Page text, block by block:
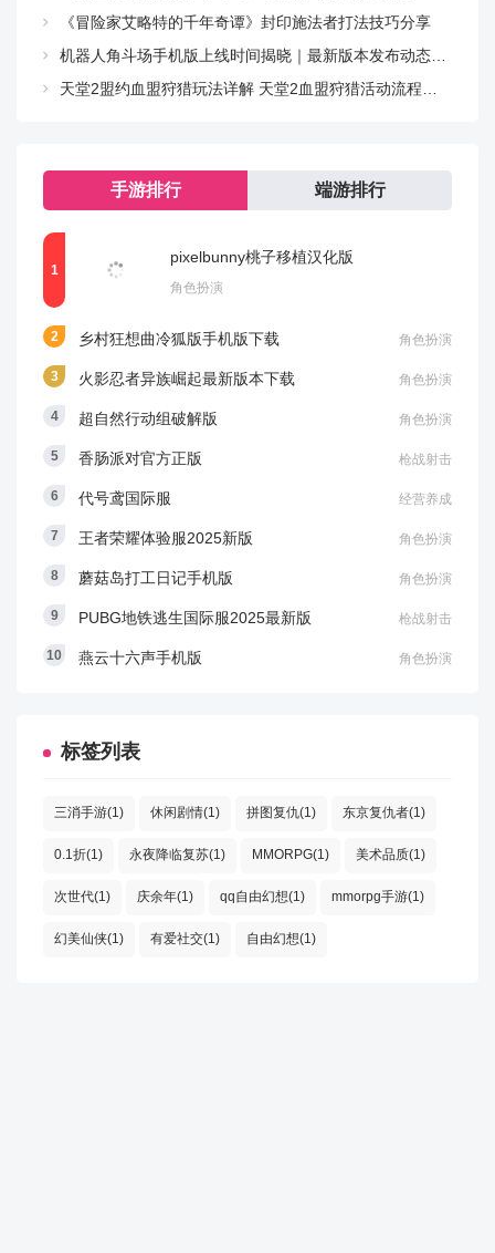
《冒险家艾略特的千年奇谭》封印施法者打法技巧分享
机器人角斗场手机版上线时间揭晓｜最新版本发布动态与预约入口
天堂2盟约血盟狩猎玩法详解 天堂2血盟狩猎活动流程与技巧指南
手游排行 端游排行
pixelbunny桃子移植汉化版
角色扮演
乡村狂想曲冷狐版手机版下载 角色扮演
火影忍者异族崛起最新版本下载 角色扮演
超自然行动组破解版 角色扮演
香肠派对官方正版 枪战射击
代号鸢国际服 经营养成
王者荣耀体验服2025新版 角色扮演
蘑菇岛打工日记手机版 角色扮演
PUBG地铁逃生国际服2025最新版 枪战射击
燕云十六声手机版 角色扮演
标签列表
三消手游(1) 休闲剧情(1) 拼图复仇(1) 东京复仇者(1)
0.1折(1) 永夜降临复苏(1) MMORPG(1) 美术品质(1)
次世代(1) 庆余年(1) qq自由幻想(1) mmorpg手游(1)
幻美仙侠(1) 有爱社交(1) 自由幻想(1)